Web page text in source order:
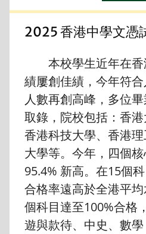
2025 香港中學文憑
本校學生近年在香
績屢創佳績，今年符
人數再創高峰，多位
取錄，院校包括：香港
香港科技大學、香港
大學等。今年，四個
95.4% 新高。在15個
合格率遠高於全港平
個科目達至100%合格
遊與款待、中史、數